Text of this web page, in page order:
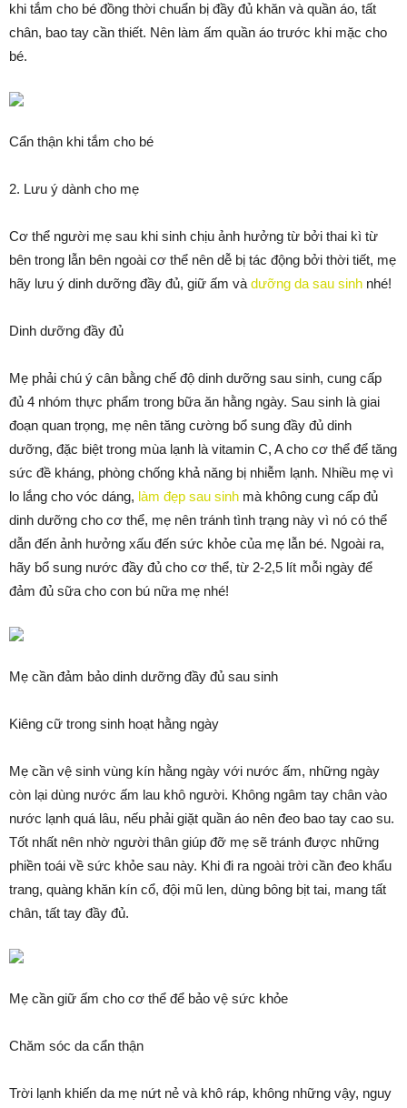
khi tắm cho bé đồng thời chuẩn bị đầy đủ khăn và quần áo, tất
chân, bao tay cần thiết. Nên làm ấm quần áo trước khi mặc cho
bé.
Cẩn thận khi tắm cho bé
2. Lưu ý dành cho mẹ
Cơ thể người mẹ sau khi sinh chịu ảnh hưởng từ bởi thai kì từ
bên trong lẫn bên ngoài cơ thể nên dễ bị tác động bởi thời tiết, mẹ
hãy lưu ý dinh dưỡng đầy đủ, giữ ấm và dưỡng da sau sinh nhé!
Dinh dưỡng đầy đủ
Mẹ phải chú ý cân bằng chế độ dinh dưỡng sau sinh, cung cấp
đủ 4 nhóm thực phẩm trong bữa ăn hằng ngày. Sau sinh là giai
đoạn quan trọng, mẹ nên tăng cường bổ sung đầy đủ dinh
dưỡng, đặc biệt trong mùa lạnh là vitamin C, A cho cơ thể để tăng
sức đề kháng, phòng chống khả năng bị nhiễm lạnh. Nhiều mẹ vì
lo lắng cho vóc dáng, làm đẹp sau sinh mà không cung cấp đủ
dinh dưỡng cho cơ thể, mẹ nên tránh tình trạng này vì nó có thể
dẫn đến ảnh hưởng xấu đến sức khỏe của mẹ lẫn bé. Ngoài ra,
hãy bổ sung nước đầy đủ cho cơ thể, từ 2-2,5 lít mỗi ngày để
đảm đủ sữa cho con bú nữa mẹ nhé!
Mẹ cần đảm bảo dinh dưỡng đầy đủ sau sinh
Kiêng cữ trong sinh hoạt hằng ngày
Mẹ cần vệ sinh vùng kín hằng ngày với nước ấm, những ngày
còn lại dùng nước ấm lau khô người. Không ngâm tay chân vào
nước lạnh quá lâu, nếu phải giặt quần áo nên đeo bao tay cao su.
Tốt nhất nên nhờ người thân giúp đỡ mẹ sẽ tránh được những
phiền toái về sức khỏe sau này. Khi đi ra ngoài trời cần đeo khẩu
trang, quàng khăn kín cổ, đội mũ len, dùng bông bịt tai, mang tất
chân, tất tay đầy đủ.
Mẹ cần giữ ấm cho cơ thể để bảo vệ sức khỏe
Chăm sóc da cẩn thận
Trời lạnh khiến da mẹ nứt nẻ và khô ráp, không những vậy, nguy